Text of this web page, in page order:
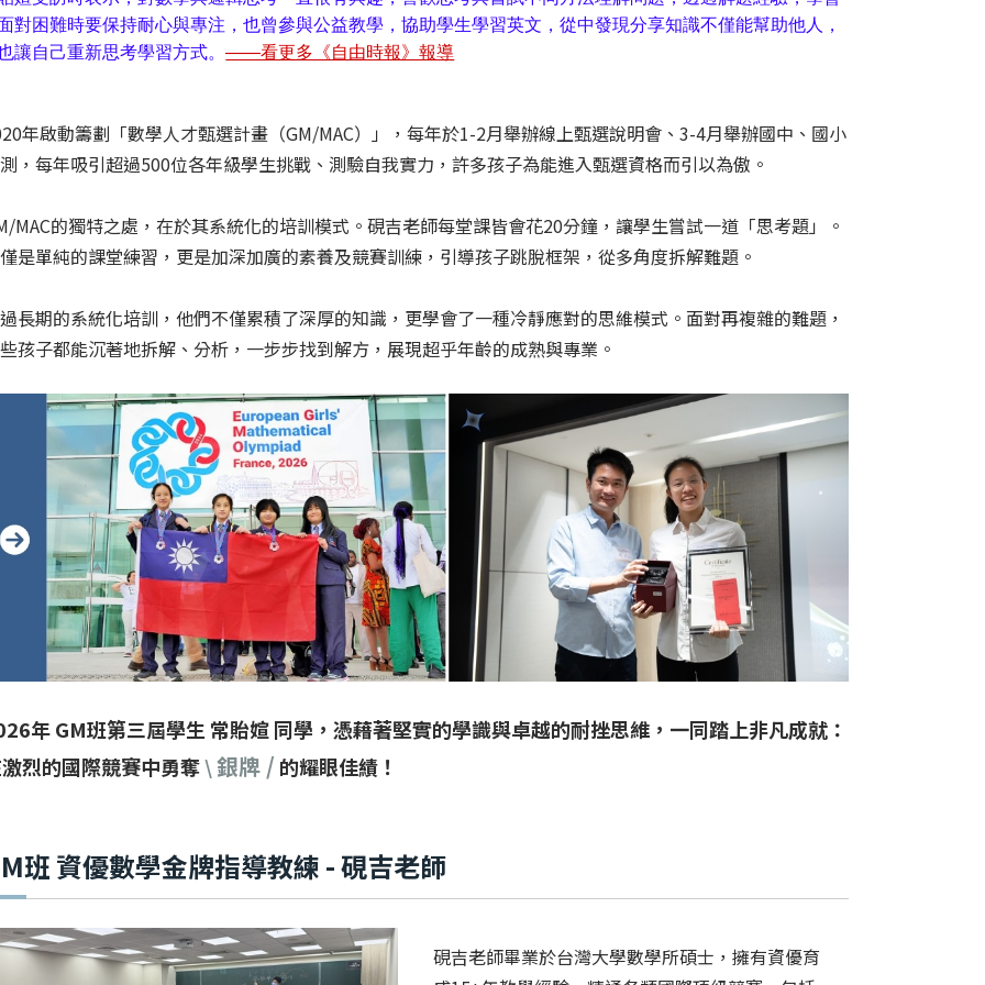
對困難時要保持耐心與專注，也曾參與公益教學，協助學生學習英文，從中發現分享知識不僅能幫助他人，
讓自己重新思考學習方式。——看更多《自由時報》報導
年啟動籌劃「數學人才甄選計畫（GM/MAC）」，每年於1-2月舉辦線上甄選說明會、3-4月舉辦國中、國小
，每年吸引超過500位各年級學生挑戰、測驗自我實力，許多孩子為能進入甄選資格而引以為傲。
MAC的獨特之處，在於其系統化的培訓模式。硯吉老師每堂課皆會花20分鐘，讓學生嘗試一道「思考題」。
是單純的課堂練習，更是加深加廣的素養及競賽訓練，引導孩子跳脫框架，從多角度拆解難題。
長期的系統化培訓，他們不僅累積了深厚的知識，更學會了一種冷靜應對的思維模式。面對再複雜的難題，
孩子都能沉著地拆解、分析，一步步找到解方，展現超乎年齡的成熟與專業。
年 GM班第三屆學生 常貽媗 同學，憑藉著堅實的學識與卓越的耐挫思維，一同踏上非凡成就：
烈的國際競賽中勇奪\ 銀牌 / 的耀眼佳績！
班 資優數學金牌指導教練 - 硯吉老師
硯吉老師畢業於台灣大學數學所碩士，擁有資優育